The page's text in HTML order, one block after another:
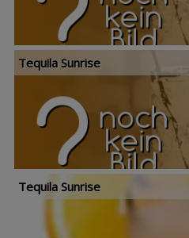
Tequila Sunrise
Tequila Sunrise